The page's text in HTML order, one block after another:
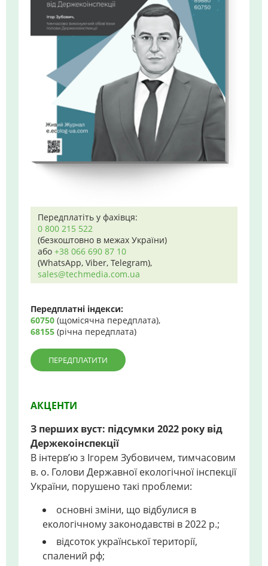
Передплатіть у фахівця:
0 800 215 522
(безкоштовно в межах України)
або +38 066 690 87 10
(WhatsApp, Viber, Telegram),
sales@techmedia.com.ua
Передплатні індекси:
60750 (щомісячна передплата),
68155 (річна передплата)
ПЕРЕДПЛАТИТИ
АКЦЕНТИ
З перших вуст: підсумки 2022 року від
Держекоінспекції
В інтерв’ю з Ігорем Зубовичем, тимчасовим
в. о. Голови Державної екологічної інспекції
України, порушено такі проблеми:
основні зміни, що відбулися в
екологічному законодавстві в 2022 р.;
відсоток української території,
спалений рф;